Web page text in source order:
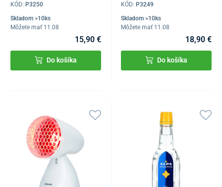
KÓD: P3250
Skladom >10ks
Môžete mať 11.08
15,90 €
Do košíka
KÓD:P3249
Skladom >10ks
Môžete mať 11.08
18,90 €
Do košíka